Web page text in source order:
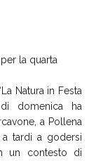
la quarta
Natura in Festa
domenica ha
a Pollena
tardi a godersi
un contesto di